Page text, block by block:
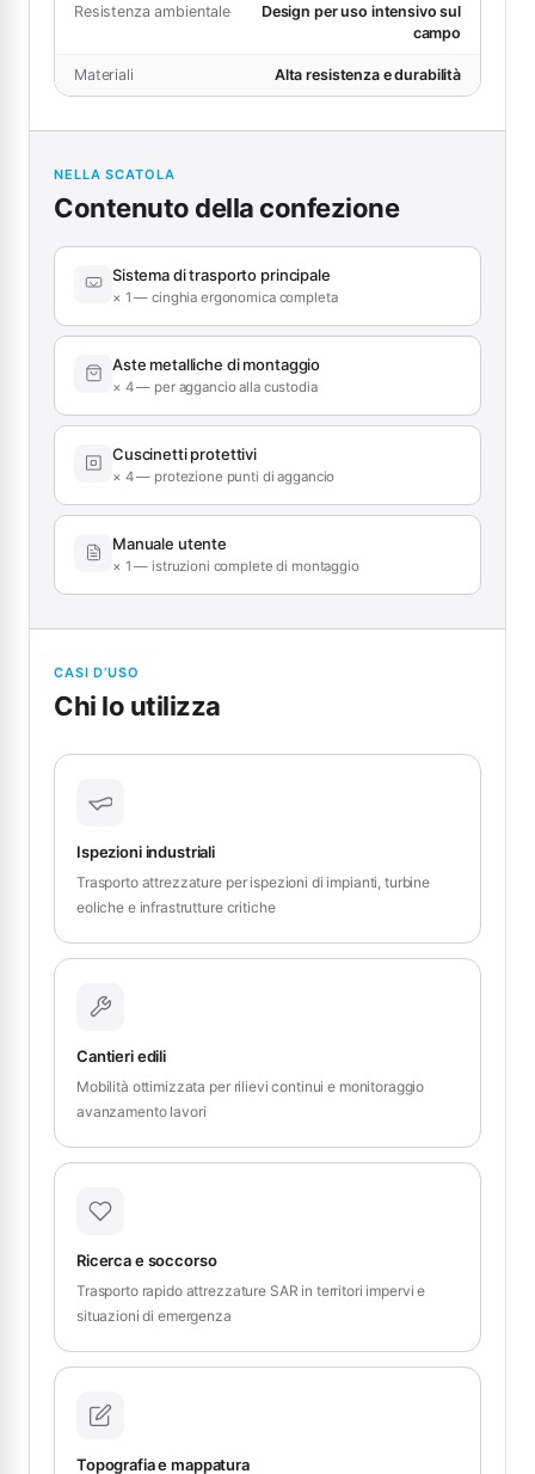
Resistenza ambientale
Design per uso intensivo sul
campo
Materiali Alta resistenza e durabilità
NELLA SCATOLA
Contenuto della confezione
Sistema di trasporto principale
× 1 — cinghia ergonomica completa
Aste metalliche di montaggio
× 4 — per aggancio alla custodia
Cuscinetti protettivi
× 4 — protezione punti di aggancio
Manuale utente
× 1 — istruzioni complete di montaggio
CASI D’USO
Chi lo utilizza
Ispezioni industriali
Trasporto attrezzature per ispezioni di impianti, turbine
eoliche e infrastrutture critiche
Cantieri edili
Mobilità ottimizzata per rilievi continui e monitoraggio
avanzamento lavori
Ricerca e soccorso
Trasporto rapido attrezzature SAR in territori impervi e
situazioni di emergenza
Topografia e mappatura